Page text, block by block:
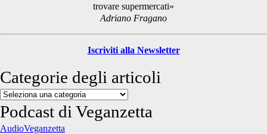
trovare supermercati»
Adriano Fragano
Iscriviti alla Newsletter
Categorie degli articoli
Categorie
degli
articoli
Podcast di Veganzetta
AudioVeganzetta